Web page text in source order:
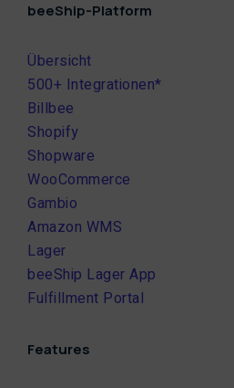
beeShip-Platform
Übersicht
500+ Integrationen*
Billbee
Shopify
Shopware
WooCommerce
Gambio
Amazon WMS
Lager
beeShip Lager App
Fulfillment Portal
Features